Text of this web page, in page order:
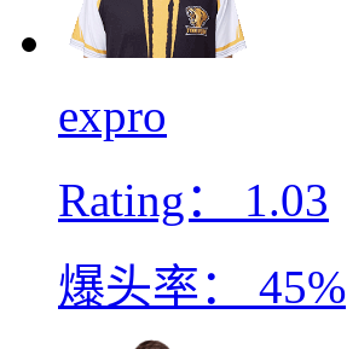
expro
Rating：
1.03
爆头率：
45%